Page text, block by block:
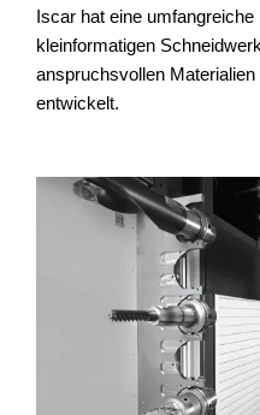
Iscar hat eine
kleinformatigen
anspruchsvollen
entwickelt.